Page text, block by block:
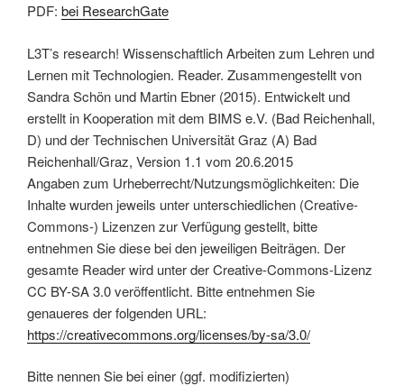
PDF: bei ResearchGate
L3T’s research! Wissenschaftlich Arbeiten zum Lehren und
Lernen mit Technologien. Reader. Zusammengestellt von
Sandra Schön und Martin Ebner (2015). Entwickelt und
erstellt in Kooperation mit dem BIMS e.V. (Bad Reichenhall,
D) und der Technischen Universität Graz (A) Bad
Reichenhall/Graz, Version 1.1 vom 20.6.2015
Angaben zum Urheberrecht/Nutzungsmöglichkeiten: Die
Inhalte wurden jeweils unter unterschiedlichen (Creative-
Commons-) Lizenzen zur Verfügung gestellt, bitte
entnehmen Sie diese bei den jeweiligen Beiträgen. Der
gesamte Reader wird unter der Creative-Commons-Lizenz
CC BY-SA 3.0 veröffentlicht. Bitte entnehmen Sie
genaueres der folgenden URL:
https://creativecommons.org/licenses/by-sa/3.0/
Bitte nennen Sie bei einer (ggf. modifizierten)